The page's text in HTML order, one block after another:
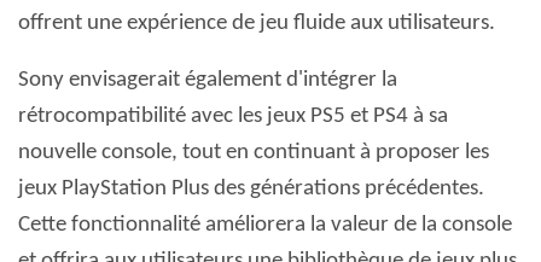
offrent une expérience de jeu fluide aux utilisateurs.
Sony envisagerait également d'intégrer la
rétrocompatibilité avec les jeux PS5 et PS4 à sa
nouvelle console, tout en continuant à proposer les
jeux PlayStation Plus des générations précédentes.
Cette fonctionnalité améliorera la valeur de la console